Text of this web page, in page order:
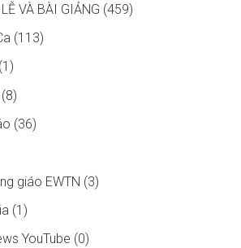
VÀ BÀI GIẢNG (459)
(113)
(36)
giáo EWTN (3)
(1)
YouTube (0)